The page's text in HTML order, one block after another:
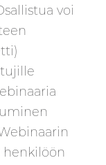
voi
henkilöön